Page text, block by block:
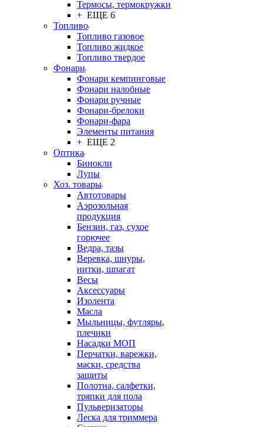
Термосы, термокружки
+ ЕЩЕ 6
Топливо
Топливо газовое
Топливо жидкое
Топливо твердое
Фонари
Фонари кемпинговые
Фонари налобные
Фонари ручные
Фонари-брелоки
Фонари-фара
Элементы питания
+ ЕЩЕ 2
Оптика
Бинокли
Лупы
Хоз. товары
Автотовары
Аэрозольная
продукция
Бензин, газ, сухое
горючее
Ведра, тазы
Веревка, шнуры,
нитки, шпагат
Весы
Аксессуары
Изолента
Масла
Мыльницы, футляры,
плечики
Насадки МОП
Перчатки, варежки,
маски, средства
защиты
Полотна, салфетки,
тряпки для пола
Пульверизаторы
Леска для триммера